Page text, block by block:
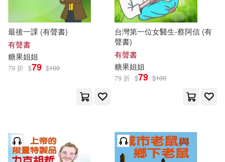
最後一課 (有聲書)
有聲書
糖果姐姐
79 折 $79 $100
台灣第一位女醫生-蔡阿信 (有
聲書)
有聲書
糖果姐姐
79 折 $79 $100